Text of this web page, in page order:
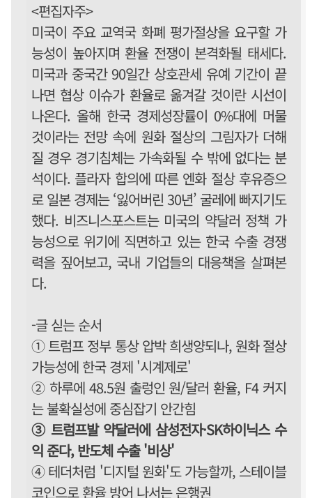
<편집자주>
미국이 주요 교역국 화폐 평가절상을 요구할 가
능성이 높아지며 환율 전쟁이 본격화될 태세다.
미국과 중국간 90일간 상호관세 유예 기간이 끝
나면 협상 이슈가 환율로 옮겨갈 것이란 시선이
나온다. 올해 한국 경제성장률이 0%대에 머물
것이라는 전망 속에 원화 절상의 그림자가 더해
질 경우 경기침체는 가속화될 수 밖에 없다는 분
석이다. 플라자 합의에 따른 엔화 절상 후유증으
로 일본 경제는 ‘잃어버린 30년’ 굴레에 빠지기도
했다. 비즈니스포스트는 미국의 약달러 정책 가
능성으로 위기에 직면하고 있는 한국 수출 경쟁
력을 짚어보고, 국내 기업들의 대응책을 살펴본
다.
-글 싣는 순서
① 트럼프 정부 통상 압박 희생양되나, 원화 절상
가능성에 한국 경제 '시계제로'
② 하루에 48.5원 출렁인 원/달러 환율, F4 커지
는 불확실성에 중심잡기 안간힘
③ 트럼프발 약달러에 삼성전자·SK하이닉스 수
익 준다, 반도체 수출 '비상'
④ 테더처럼 '디지털 원화'도 가능할까, 스테이블
코인으로 환율 방어 나서는 은행권